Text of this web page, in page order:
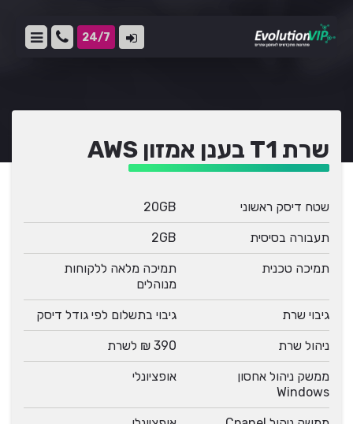
24/7
שרת T1 בענן אמזון AWS
שטח דיסק ראשוני 20GB
תעבורה בסיסית 2GB
תמיכה טכנית
תמיכה מלאה ללקוחות
מנוהלים
גיבוי שרת גיבוי בתשלום לפי גודל דיסק
ניהול שרת 390 ₪ לשרת
ממשק ניהול אחסון
Windows
אופציונלי